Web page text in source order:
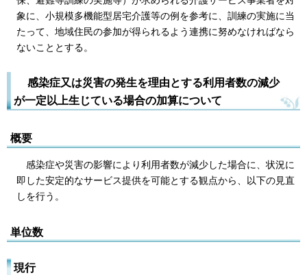
象に、小規模多機能型居宅介護等の例を参考に、訓練の実施に当
たって、地域住民の参加が得られるよう連携に努めなければなら
ないこととする。
感染症又は災害の発生を理由とする利用者数の減少
が一定以上生じている場合の加算について
概要
感染症や災害の影響により利用者数が減少した場合に、状況に
即した安定的なサービス提供を可能とする観点から、以下の見直
しを行う。
単位数
現行